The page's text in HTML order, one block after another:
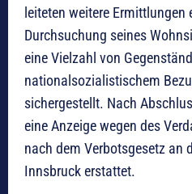
leiteten weitere Ermittlungen
Durchsuchung seines
eine Vielzahl von
nationalsozialistischem
sichergestellt. Nach
eine Anzeige wegen des
nach dem Verbotsgesetz an
Innsbruck erstattet.